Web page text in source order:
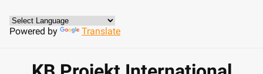
Powered by Translate